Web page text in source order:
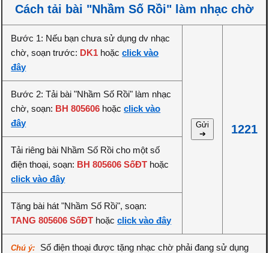
Cách tải bài "Nhầm Số Rồi" làm nhạc chờ
Bước 1: Nếu bạn chưa sử dụng dv nhạc
chờ, soạn trước: DK1 hoặcclick vào
đây
Gửi
➔
1221
Bước 2: Tải bài "Nhầm Số Rồi" làm nhạc
chờ, soạn: BH 805606 hoặcclick vào
đây
Tải riêng bài Nhầm Số Rồi cho một số
điện thoại, soạn: BH 805606 SốĐT hoặc
click vào đây
Tặng bài hát "Nhầm Số Rồi", soạn:
TANG 805606 SốĐT hoặcclick vào đây
Chú ý:
Số điện thoại được tặng nhạc chờ phải đang sử dụng